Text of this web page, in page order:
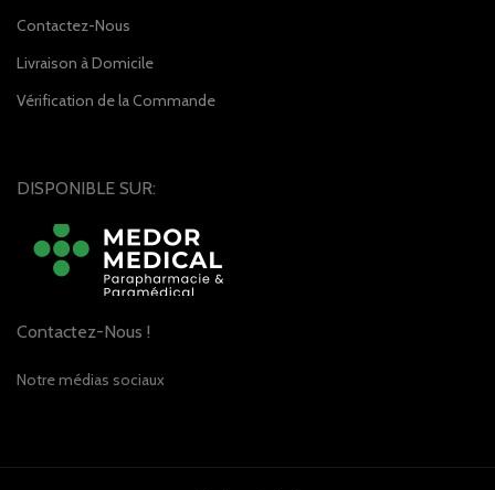
Contactez-Nous
Livraison à Domicile
Vérification de la Commande
DISPONIBLE SUR:
Contactez-Nous !
Notre médias sociaux